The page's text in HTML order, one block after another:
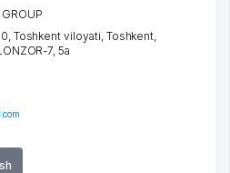
Toshkent viloyati Toshkent
7 , 5а